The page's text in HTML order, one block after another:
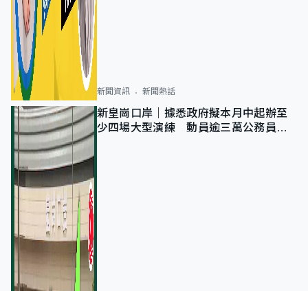
新聞資訊 新聞熱話
新皇崗口岸｜據悉政府擬本月中起辦至
少四場大型演練 動員逾三萬公務員人